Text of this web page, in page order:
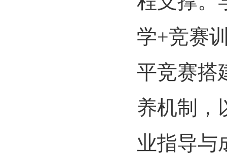
学+竞赛
平竞赛搭
养机制，
业指导与